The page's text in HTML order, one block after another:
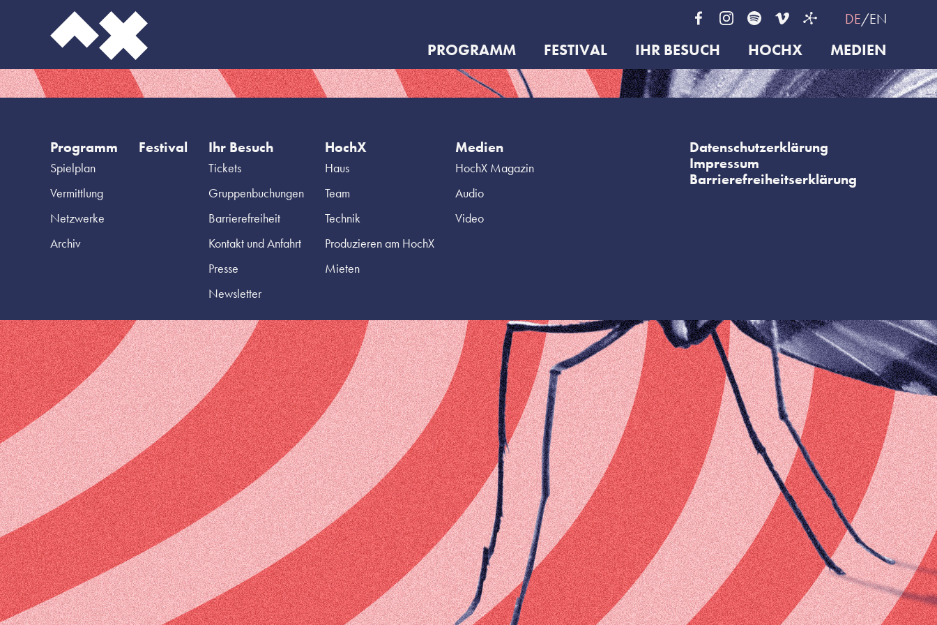
DE EN
PROGRAMM FESTIVAL IHR BESUCH HOCHX MEDIEN
Programm
Spielplan
Vermittlung
Netzwerke
Archiv
Festival Ihr Besuch
Tickets
Gruppenbuchungen
Barrierefreiheit
Kontakt und Anfahrt
Presse
Newsletter
HochX
Haus
Team
Technik
Produzieren am HochX
Mieten
Medien
HochX Magazin
Audio
Video
Datenschutzerklärung
Impressum
Barrierefreiheitserklärung